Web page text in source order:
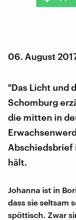
06. August
"Das Licht und
Schomburg
die mitten in
Abschiedsbrief
hält.
Johanna ist in
dass sie seltsam
spöttisch. Zwar